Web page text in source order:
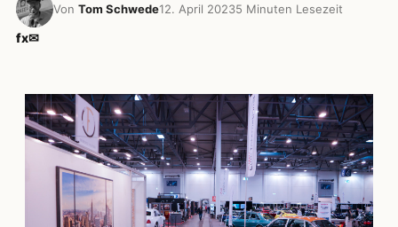
Von Tom Schwede12. April 20235 Minuten Lesezeit
fx✉